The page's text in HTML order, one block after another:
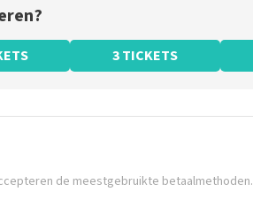
3 TICKETS
de meestgebruikte betaalmethoden.